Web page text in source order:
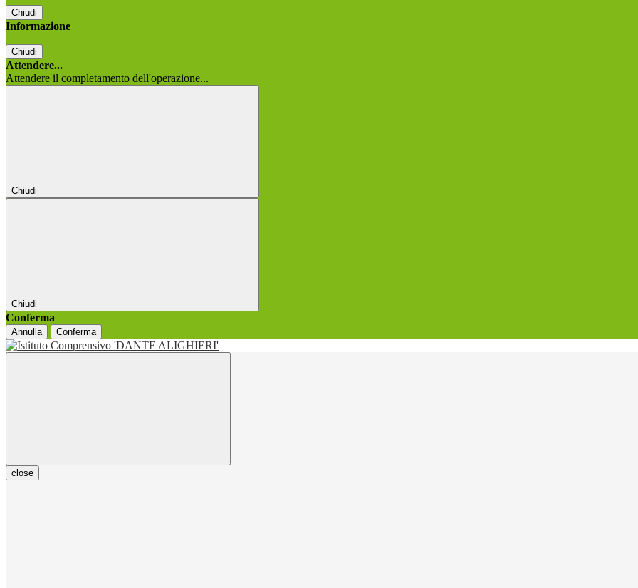
Chiudi
Informazione
Chiudi
Attendere...
Attendere il completamento dell'operazione...
Chiudi
Chiudi
Conferma
Annulla Conferma
close